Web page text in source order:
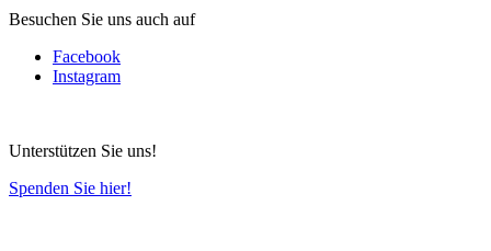
Besuchen Sie uns auch auf
Facebook
Instagram
Unterstützen Sie uns!
Spenden Sie hier!